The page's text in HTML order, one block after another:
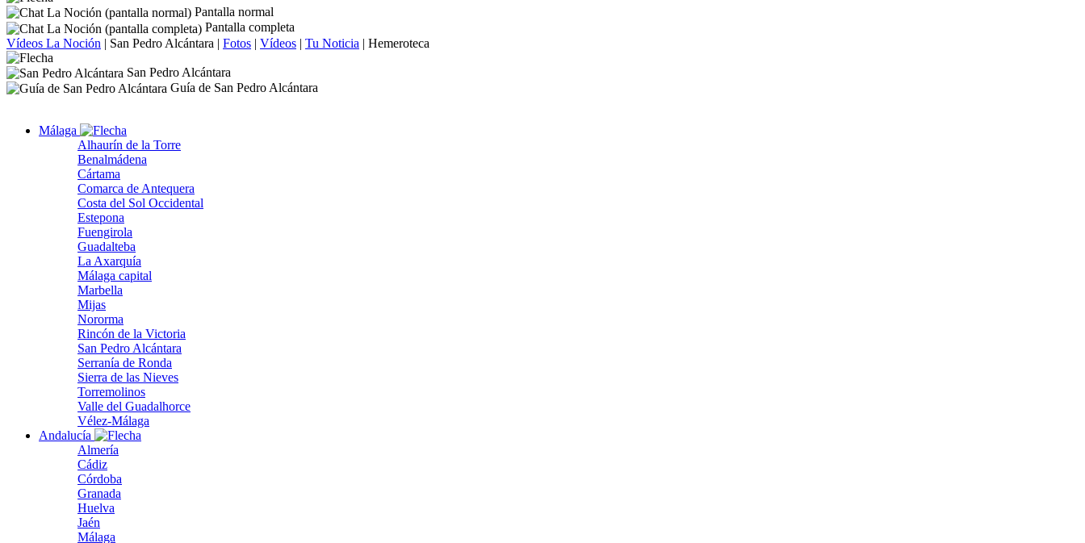
Pantalla normal
Pantalla completa
Vídeos La Noción | San Pedro Alcántara | Fotos | Vídeos | Tu Noticia | Hemeroteca
San Pedro Alcántara
Guía de San Pedro Alcántara
Málaga
Alhaurín de la Torre
Benalmádena
Cártama
Comarca de Antequera
Costa del Sol Occidental
Estepona
Fuengirola
Guadalteba
La Axarquía
Málaga capital
Marbella
Mijas
Nororma
Rincón de la Victoria
San Pedro Alcántara
Serranía de Ronda
Sierra de las Nieves
Torremolinos
Valle del Guadalhorce
Vélez-Málaga
Andalucía
Almería
Cádiz
Córdoba
Granada
Huelva
Jaén
Málaga